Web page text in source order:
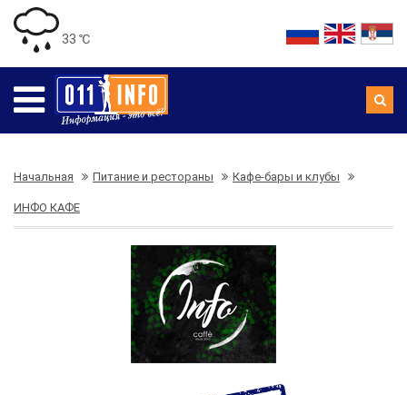
33 ℃
Начальная Питание и рестораны Кафе-бары и клубы
ИНФО КАФЕ